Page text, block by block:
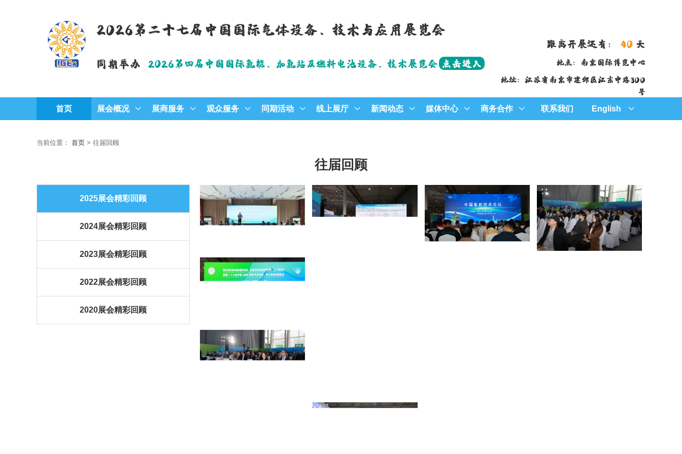
2026第二十七届中国国际气体设备、技术与应用展览会
同期举办 2026第四届中国国际氢能、加氢站及燃料电池设备、技术展览会 点击进入
距离开展还有： 40 天
地点：南京国际博览中心
地址：江苏省南京市建邺区江东中路300
号
首页 展会概况 展商服务 观众服务 同期活动 线上展厅 新闻动态 媒体中心 商务合作 联系我们 English
当前位置： 首页 > 往届回顾
往届回顾
2025展会精彩回顾
2024展会精彩回顾
2023展会精彩回顾
2022展会精彩回顾
2020展会精彩回顾